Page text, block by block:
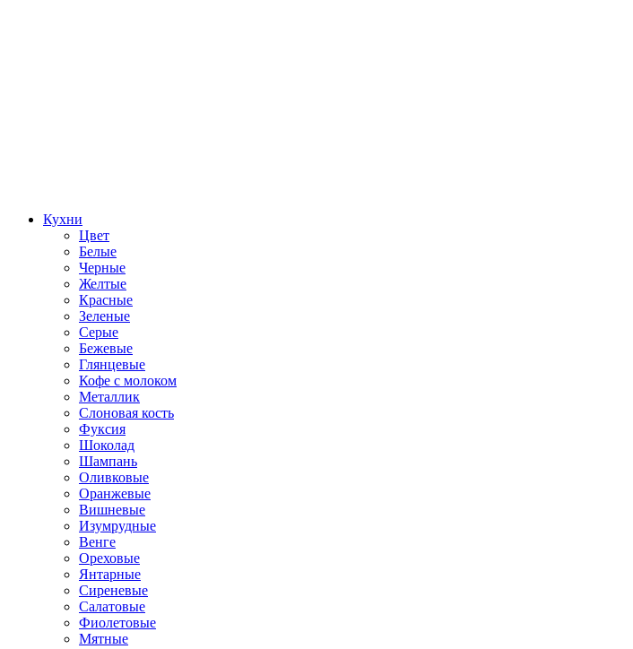
Кухни
Цвет
Белые
Черные
Желтые
Красные
Зеленые
Серые
Бежевые
Глянцевые
Кофе с молоком
Металлик
Слоновая кость
Фуксия
Шоколад
Шампань
Оливковые
Оранжевые
Вишневые
Изумрудные
Венге
Ореховые
Янтарные
Сиреневые
Салатовые
Фиолетовые
Мятные